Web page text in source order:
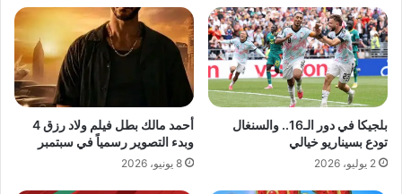
بلجيكا في دور الـ16.. والسنغال
تودع بسيناريو خيالي
2 يوليو، 2026
أحمد مالك بطل فيلم ولاد رزق 4
وبدء التصوير رسمياً في سبتمبر
8 يونيو، 2026